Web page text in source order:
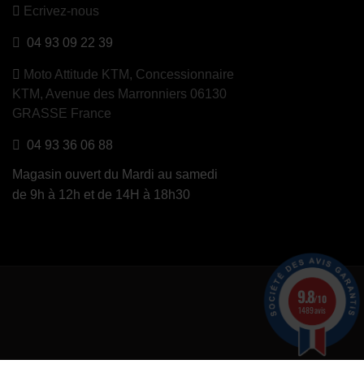
Ecrivez-nous
04 93 09 22 39
Moto Attitude KTM, Concessionnaire
KTM, Avenue des Marronniers 06130
GRASSE France
04 93 36 06 88
Magasin ouvert du Mardi au samedi
de 9h à 12h et de 14H à 18h30
9.8/10
1489 avis